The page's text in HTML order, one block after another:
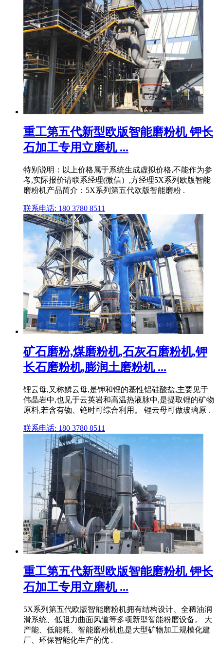
重工第五代新型欧版智能磨粉机 钾长
石加工专用立磨机 ...
特别说明：以上价格属于系统生成虚拟价格,不能作为参
考,实际报价请联系经理(微信）,方经理5X系列欧版智能
磨粉机产品简介：5X系列第五代欧版智能磨粉 .
联系电话: 180 3780 8511
矿石磨粉,煤磨粉机,石灰石磨粉机,钾
长石磨粉机,膨润土磨粉机 ...
锂云母,又称鳞云母,是钾和锂的基性铝硅酸盐,主要见于
伟晶岩中,也见于云英岩和高温热液脉中,是提取锂的矿物
原料,若含有铷、铯时可综合利用。 锂云母可做玻璃原 .
联系电话: 180 3780 8511
重工第五代新型欧版智能磨粉机 钾长
石加工专用立磨机 ...
5X系列第五代欧版智能磨粉机拥有结构设计、全稀油润
滑系统、低阻力曲面风道等多项新型智能粉磨设备。 大
产能、低能耗、智能磨粉机也是大型矿物加工规模化建
厂、环保智能化生产的优 .